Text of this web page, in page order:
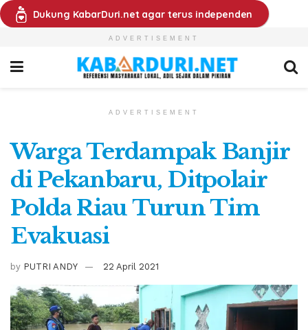
Dukung KabarDuri.net agar terus independen
ADVERTISEMENT
ADVERTISEMENT
Warga Terdampak Banjir
di Pekanbaru, Ditpolair
Polda Riau Turun Tim
Evakuasi
by PUTRI ANDY 22 April 2021